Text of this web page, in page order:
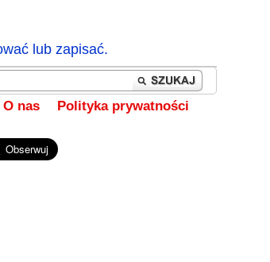
lub zapisać.
O nas Polityka prywatności